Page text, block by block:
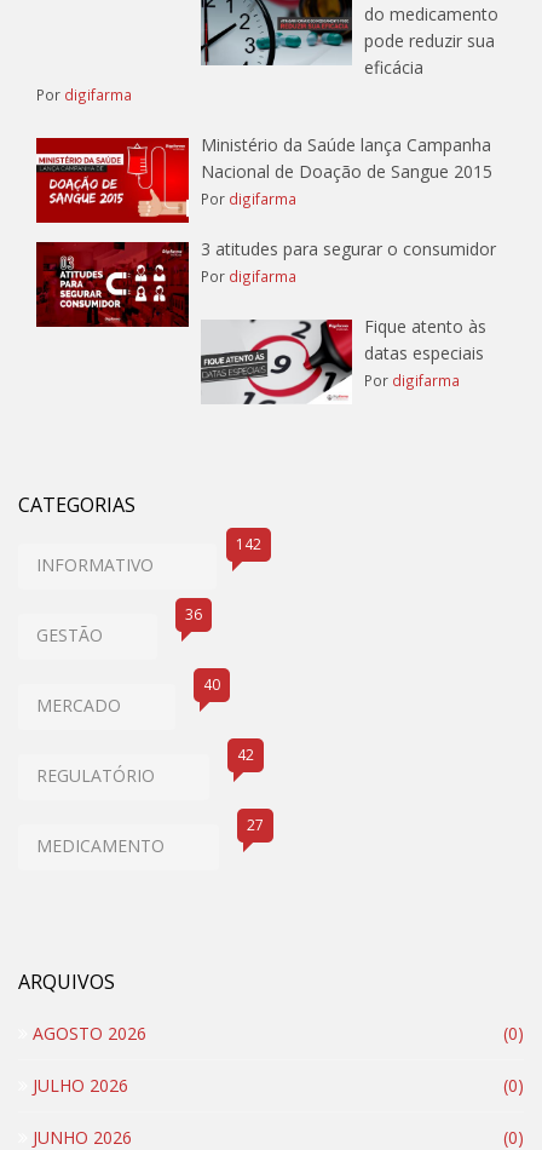
do medicamento
pode reduzir sua
eficácia
Por digifarma
Ministério da Saúde lança Campanha
Nacional de Doação de Sangue 2015
Por digifarma
3 atitudes para segurar o consumidor
Por digifarma
Fique atento às
datas especiais
Por digifarma
CATEGORIAS
INFORMATIVO
142
GESTÃO
36
MERCADO
40
REGULATÓRIO
42
MEDICAMENTO
27
ARQUIVOS
AGOSTO 2026 (0)
JULHO 2026 (0)
JUNHO 2026 (0)